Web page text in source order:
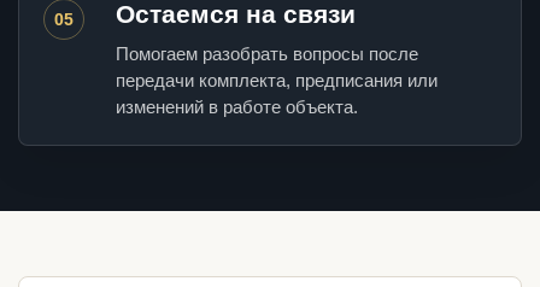
05 Остаемся на связи
Помогаем разобрать вопросы после
передачи комплекта, предписания или
изменений в работе объекта.